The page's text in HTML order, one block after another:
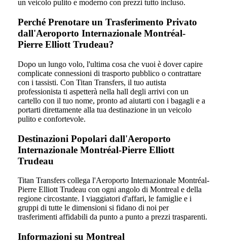
un veicolo pulito e moderno con prezzi tutto incluso.
Perché Prenotare un Trasferimento Privato
dall'Aeroporto Internazionale Montréal-
Pierre Elliott Trudeau?
Dopo un lungo volo, l'ultima cosa che vuoi è dover capire
complicate connessioni di trasporto pubblico o contrattare
con i tassisti. Con Titan Transfers, il tuo autista
professionista ti aspetterà nella hall degli arrivi con un
cartello con il tuo nome, pronto ad aiutarti con i bagagli e a
portarti direttamente alla tua destinazione in un veicolo
pulito e confortevole.
Destinazioni Popolari dall'Aeroporto
Internazionale Montréal-Pierre Elliott
Trudeau
Titan Transfers collega l'Aeroporto Internazionale Montréal-
Pierre Elliott Trudeau con ogni angolo di Montreal e della
regione circostante. I viaggiatori d'affari, le famiglie e i
gruppi di tutte le dimensioni si fidano di noi per
trasferimenti affidabili da punto a punto a prezzi trasparenti.
Informazioni su Montreal